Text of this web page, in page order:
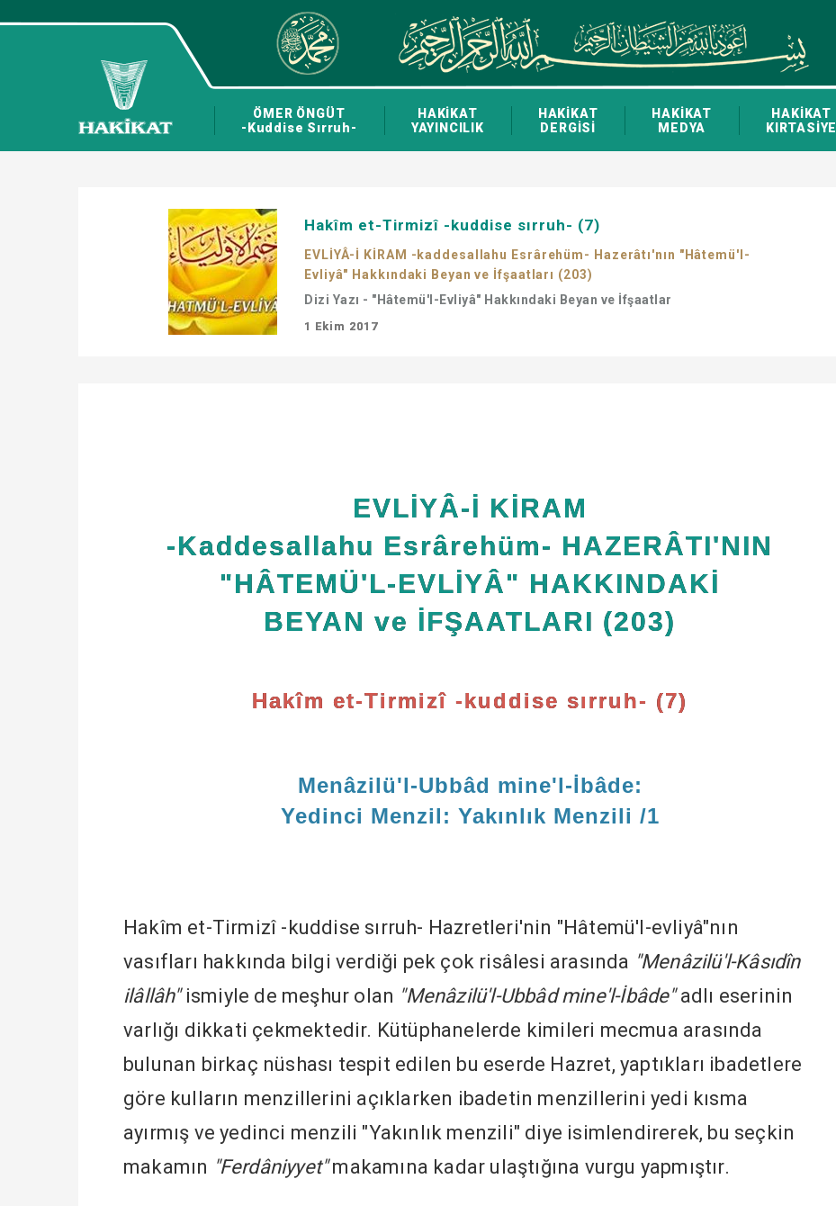
ÖMER ÖNGÜT
-Kuddise Sırruh-
HAKİKAT
YAYINCILIK
HAKİKAT
DERGİSİ
HAKİKAT
MEDYA
HAKİKAT
KIRTASİYE
Hakîm et-Tirmizî -kuddise sırruh- (7)
EVLİYÂ-İ KİRAM -kaddesallahu Esrârehüm- Hazerâtı'nın "Hâtemü'l-
Evliyâ" Hakkındaki Beyan ve İfşaatları (203)
Dizi Yazı - "Hâtemü'l-Evliyâ" Hakkındaki Beyan ve İfşaatlar
1 Ekim 2017
EVLİYÂ-İ KİRAM
-Kaddesallahu Esrârehüm- HAZERÂTI'NIN
"HÂTEMÜ'L-EVLİYÂ" HAKKINDAKİ
BEYAN ve İFŞAATLARI (203)
Hakîm et-Tirmizî -kuddise sırruh- (7)
Menâzilü'l-Ubbâd mine'l-İbâde:
Yedinci Menzil: Yakınlık Menzili /1
Hakîm et-Tirmizî -kuddise sırruh- Hazretleri'nin "Hâtemü'l-evliyâ"nın
vasıfları hakkında bilgi verdiği pek çok risâlesi arasında "Menâzilü'l-Kâsıdîn
ilâllâh"ismiyle de meşhur olan "Menâzilü'l-Ubbâd mine'l-İbâde"adlı eserinin
varlığı dikkati çekmektedir. Kütüphanelerde kimileri mecmua arasında
bulunan birkaç nüshası tespit edilen bu eserde Hazret, yaptıkları ibadetlere
göre kulların menzillerini açıklarken ibadetin menzillerini yedi kısma
ayırmış ve yedinci menzili "Yakınlık menzili" diye isimlendirerek, bu seçkin
makamın "Ferdâniyyet"makamına kadar ulaştığına vurgu yapmıştır.